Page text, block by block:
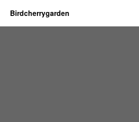
Birdcherrygarden